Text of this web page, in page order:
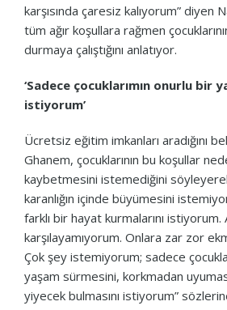
karşısında çaresiz kalıyorum” diyen
tüm ağır koşullara rağmen
durmaya çalıştığını anlatıyor.
‘Sadece çocuklarımın onurlu bir
istiyorum’
Ücretsiz eğitim imkanları aradığını
Ghanem, çocuklarının bu koşullar
kaybetmesini istemediğini
karanlığın içinde büyümesini
farklı bir hayat kurmalarını istiyorum.
karşılayamıyorum. Onlara zar zor
Çok şey istemiyorum; sadece
yaşam sürmesini, korkmadan
yiyecek bulmasını istiyorum”